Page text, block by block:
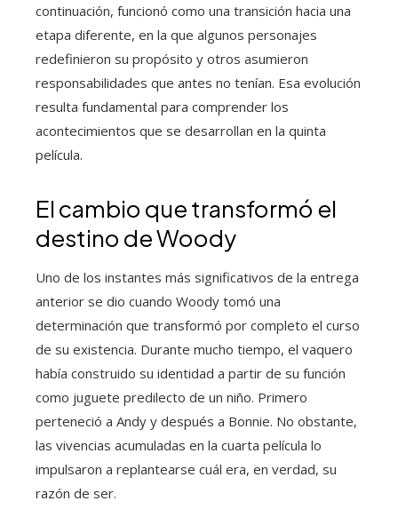
continuación, funcionó como una transición hacia una
etapa diferente, en la que algunos personajes
redefinieron su propósito y otros asumieron
responsabilidades que antes no tenían. Esa evolución
resulta fundamental para comprender los
acontecimientos que se desarrollan en la quinta
película.
El cambio que transformó el
destino de Woody
Uno de los instantes más significativos de la entrega
anterior se dio cuando Woody tomó una
determinación que transformó por completo el curso
de su existencia. Durante mucho tiempo, el vaquero
había construido su identidad a partir de su función
como juguete predilecto de un niño. Primero
perteneció a Andy y después a Bonnie. No obstante,
las vivencias acumuladas en la cuarta película lo
impulsaron a replantearse cuál era, en verdad, su
razón de ser.